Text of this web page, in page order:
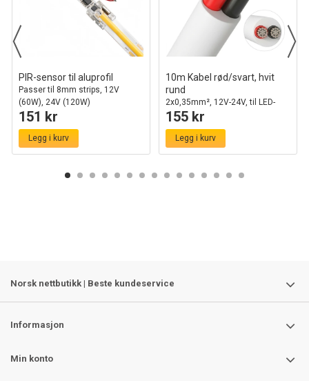
PIR-sensor til aluprofil
Passer til 8mm strips, 12V
(60W), 24V (120W)
151 kr
Legg i kurv
10m Kabel rød/svart, hvit
rund
2x0,35mm², 12V-24V, til LED-
strip
155 kr
Legg i kurv
Norsk nettbutikk | Beste kundeservice
Informasjon
Min konto